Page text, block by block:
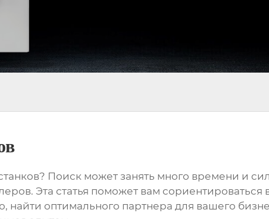
? Поиск может занять много времени и
Эта статья поможет вам сориентироваться
оптимального партнера для вашего